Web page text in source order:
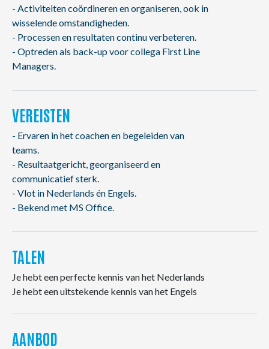
- Activiteiten coördineren en organiseren, ook in
wisselende omstandigheden.
- Processen en resultaten continu verbeteren.
- Optreden als back-up voor collega First Line
Managers.
VEREISTEN
- Ervaren in het coachen en begeleiden van
teams.
- Resultaatgericht, georganiseerd en
communicatief sterk.
- Vlot in Nederlands én Engels.
- Bekend met MS Office.
TALEN
Je hebt een perfecte kennis van het Nederlands
Je hebt een uitstekende kennis van het Engels
AANBOD